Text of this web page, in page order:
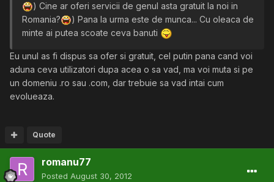
) Cine ar oferi servicii de genul asta gratuit la noi in
Romania?
) Pana la urma este de munca... Cu oleaca de
minte ai putea scoate ceva banuti
Eu unul as fi dispus sa ofer si gratuit, cel putin pana cand voi
aduna ceva utilizatori dupa acea o sa vad, ma voi muta si pe
un domeniu .ro sau .com, dar trebuie sa vad intai cum
evolueaza.
Quote
romanu77
Posted August 30, 2012